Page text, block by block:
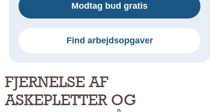
Reparation Og Vedligehold
Udendørs
Kan Det Males?
Modtag bud gratis
Find arbejdsopgaver
FJERNELSE AF
ASKEPLETTER OG